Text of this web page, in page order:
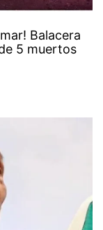
Balacera
5 muertos